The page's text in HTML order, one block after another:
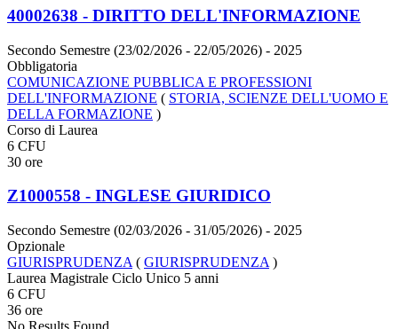
40002638 - DIRITTO DELL'INFORMAZIONE
Secondo Semestre (23/02/2026 - 22/05/2026) - 2025
Obbligatoria
COMUNICAZIONE PUBBLICA E PROFESSIONI
DELL'INFORMAZIONE ( STORIA, SCIENZE DELL'UOMO E
DELLA FORMAZIONE )
Corso di Laurea
6 CFU
30 ore
Z1000558 - INGLESE GIURIDICO
Secondo Semestre (02/03/2026 - 31/05/2026) - 2025
Opzionale
GIURISPRUDENZA ( GIURISPRUDENZA )
Laurea Magistrale Ciclo Unico 5 anni
6 CFU
36 ore
No Results Found